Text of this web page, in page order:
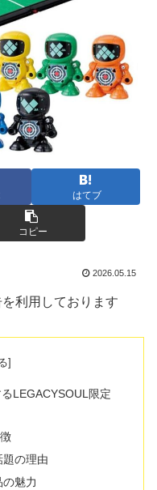
はてブ
コピー
2026.05.15
利用しております
LEGACYSOUL限定
題の理由
魅力